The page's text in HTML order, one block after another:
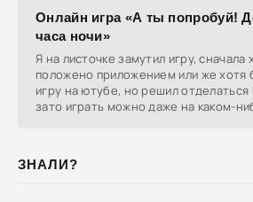
Онлайн игра «А ты попробуй!
часа ночи»
Я на листочке замутил игру, сначала
положено приложением или же хотя
игру на ютубе, но решил отделаться
зато играть можно даже на каком-
ЗНАЛИ?